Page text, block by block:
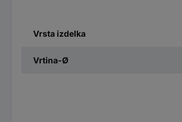
Vrsta izdelka
Vrtina-Ø